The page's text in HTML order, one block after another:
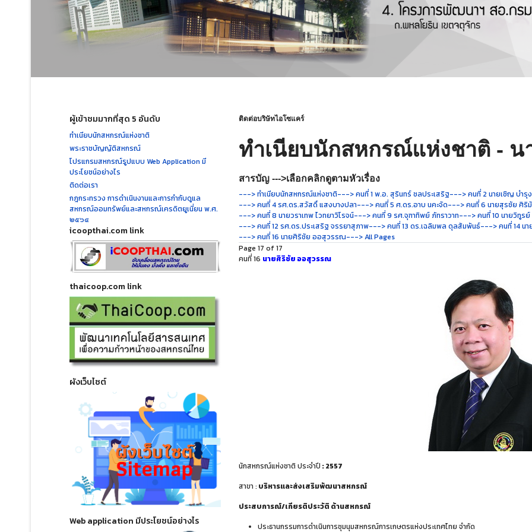
ผู้เข้าชมมากที่สุด 5 อันดับ
ทำเนียบนักสหกรณ์แห่งชาติ
พระราชบัญญัติสหกรณ์
โปรแกรมสหกรณ์รูปแบบ Web Application มี
ประโยชน์อย่างไร
ติดต่อเรา
กฎกระทรวง การดำเนินงานและการกำกับดูแล
สหกรณ์ออมทรัพย์และสหกรณ์เครดิตยูเนี่ยน พ.ศ.
๒๕๖๔
icoopthai.com link
thaicoop.com link
ผังเว็บไซต์
Web application มีประโยชน์อย่างไร
ติดต่อบริษัทไอโซแคร์
ทำเนียบนักสหกรณ์แห่งชาติ - น
สารบัญ --->เลือกคลิกดูตามหัวเรื่อง
---> ทำเนียบนักสหกรณ์แห่งชาติ---> คนที่ 1 พ.อ. สุรินทร์ ชลประเสริฐ---> คนที่ 2 นายเชิญ บำรุ
---> คนที่ 4 รศ.ดร.สวัสดิ์ แสงบางปลา---> คนที่ 5 ศ.ดร.อาบ นคะจัด---> คนที่ 6 นายสุรชัย ศิริ
---> คนที่ 8 นายวราเทพ ไวทยาวิโรจน์---> คนที่ 9 รศ.จุฑาทิพย์ ภัทราวาท---> คนที่ 10 นายวิทูรย์
---> คนที่ 12 รศ.ดร.ประเสริฐ จรรยาสุภาพ---> คนที่ 13 ดร.เฉลิมพล ดุลสัมพันธ์---> คนที่ 14 น
---> คนที่ 16 นายศิริชัย ออสุวรรณ---> All Pages
Page 17 of 17
คนที่ 16 นายศิริชัย ออสุวรรณ
นักสหกรณ์แห่งชาติ ประจำปี : 2557
สาขา : บริหารและส่งเสริมพัฒนาสหกรณ์
ประสบการณ์/เกียรติประวัติ ด้านสหกรณ์
ประธานกรรมการดำเนินการชุมนุมสหกรณ์การเกษตรแห่งประเทศไทย จำกัด